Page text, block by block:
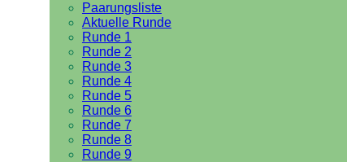
Paarungsliste
Aktuelle Runde
Runde 1
Runde 2
Runde 3
Runde 4
Runde 5
Runde 6
Runde 7
Runde 8
Runde 9